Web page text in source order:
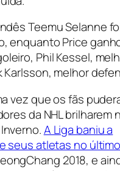
Teemu Selanne
enquanto Price
Phil Kessel,
Karlsson, melhor
vez que os fãs
da NHL brilharem
A Liga baniu a
seus atletas no último
2018, e